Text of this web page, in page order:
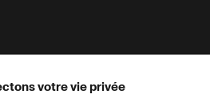
votre vie privée